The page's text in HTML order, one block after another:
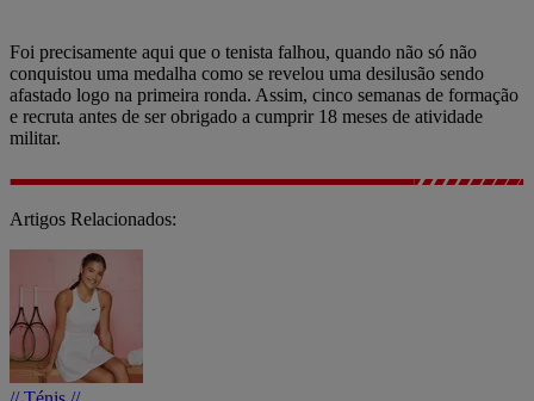
Foi precisamente aqui que o tenista falhou, quando não só não
conquistou uma medalha como se revelou uma desilusão sendo
afastado logo na primeira ronda. Assim, cinco semanas de formação
e recruta antes de ser obrigado a cumprir 18 meses de atividade
militar.
Artigos Relacionados: